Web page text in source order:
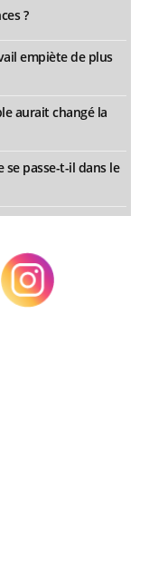
?
empiète de plus
aurait changé la
se passe-t-il dans le